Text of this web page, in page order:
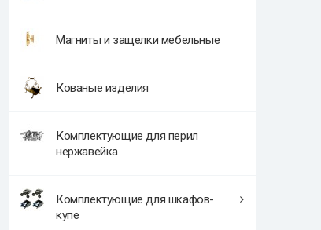
Магниты и защелки мебельные
Кованые изделия
Комплектующие для перил
нержавейка
Комплектующие для шкафов-
купе